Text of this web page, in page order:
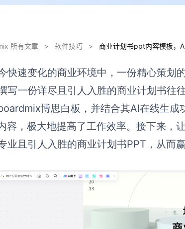
所有文章 > 软件技巧 > 商业计划书ppt内容模板，
快速变化的商业环境中，一份精心策划
写一份详尽且引人入胜的商业计划书往
博思白板，并结合其AI在线生成
容，极大地提高了工作效率。接下来，
业且引人入胜的商业计划书PPT，从而